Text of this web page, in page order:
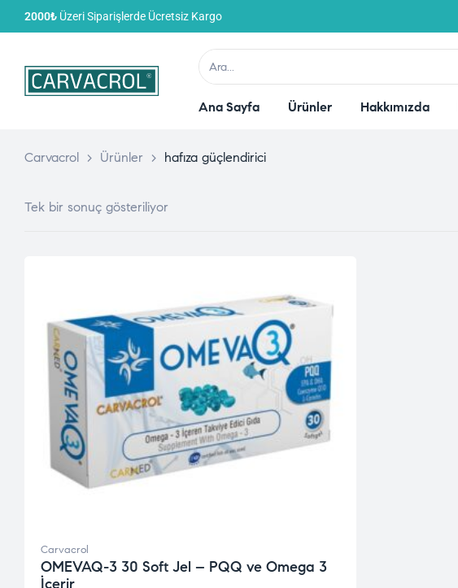
2000₺ Üzeri Siparişlerde Ücretsiz Kargo
Ana Sayfa Ürünler Hakkımızda
Carvacrol > Ürünler > hafıza güçlendirici
Tek bir sonuç gösteriliyor
Carvacrol
OMEVAQ-3 30 Soft Jel – PQQ ve Omega 3
İçerir